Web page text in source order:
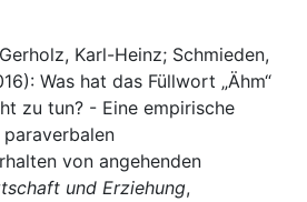
Karl-Heinz; Schmieden,
Was hat das Füllwort „Ähm“
zu tun? - Eine empirische
von angehenden
und Erziehung,